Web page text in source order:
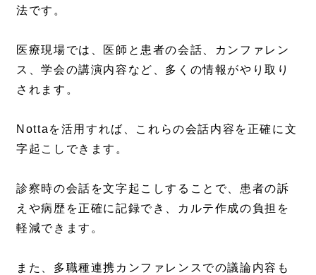
法です。
医療現場では、医師と患者の会話、カンファレン
ス、学会の講演内容など、多くの情報がやり取り
されます。
Nottaを活用すれば、これらの会話内容を正確に文
字起こしできます。
診察時の会話を文字起こしすることで、患者の訴
えや病歴を正確に記録でき、カルテ作成の負担を
軽減できます。
また、多職種連携カンファレンスでの議論内容も